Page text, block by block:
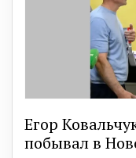
Егор
побывал в